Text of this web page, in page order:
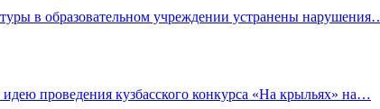
в образовательном учреждении устранены
проведения кузбасского конкурса «На крыльях» на…